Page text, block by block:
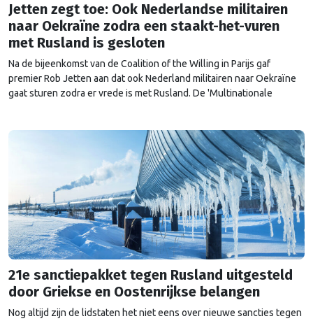
Jetten zegt toe: Ook Nederlandse militairen
naar Oekraïne zodra een staakt-het-vuren
met Rusland is gesloten
Na de bijeenkomst van de Coalition of the Willing in Parijs gaf
premier Rob Jetten aan dat ook Nederland militairen naar Oekraïne
gaat sturen zodra er vrede is met Rusland. De 'Multinationale
21e sanctiepakket tegen Rusland uitgesteld
door Griekse en Oostenrijkse belangen
Nog altijd zijn de lidstaten het niet eens over nieuwe sancties tegen